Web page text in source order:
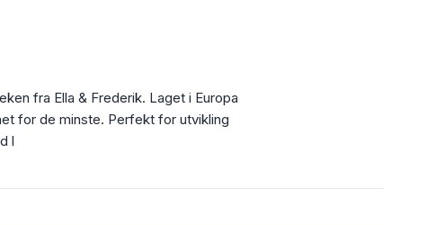
fra Ella & Frederik. Laget i Europa
for de minste. Perfekt for utvikling
l